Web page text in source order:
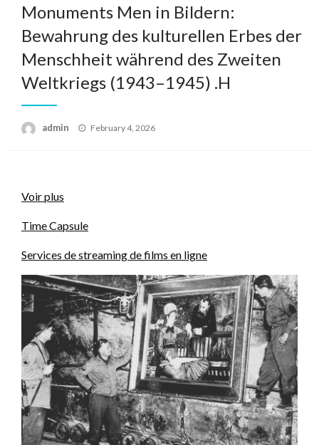
Monuments Men in Bildern:
Bewahrung des kulturellen Erbes der
Menschheit während des Zweiten
Weltkriegs (1943–1945) .H
admin
Posted
February 4, 2026
Voir plus
Time Capsule
Services de streaming de films en ligne